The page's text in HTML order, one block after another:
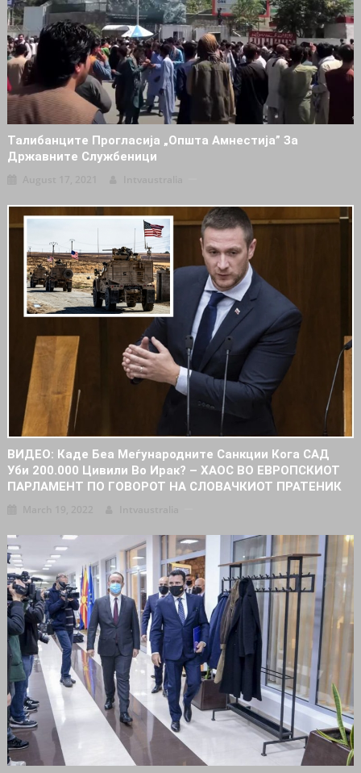
Талибанците Прогласија „општа Амнестија” За
Државните Службеници
ВИДЕО: Каде Беа Меѓународните Санкции Кога САД
Уби 200.000 Цивили Во Ирак? – ХАОС ВО ЕВРОПСКИОТ
ПАРЛАМЕНТ ПО ГОВОРОТ НА СЛОВАЧКИОТ ПРАТЕНИК